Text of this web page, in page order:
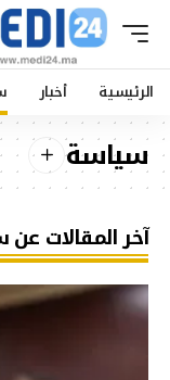
الرئيسية أخبار
سياسة
آخر المقالات